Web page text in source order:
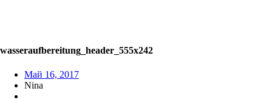
wasseraufbereitung_header_555x242
Май 16, 2017
Nina